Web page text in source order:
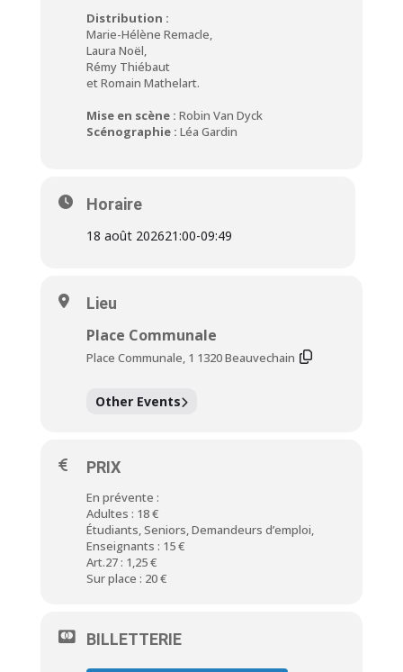
Distribution :
Marie-Hélène Remacle,
Laura Noël,
Rémy Thiébaut
et Romain Mathelart.
Mise en scène : Robin Van Dyck
Scénographie : Léa Gardin ​
Horaire
18 août 202621:00-09:49
Lieu
Place Communale
Place Communale, 1 1320 Beauvechain
Other Events
PRIX
En prévente :
Adultes : 18 €
Étudiants, Seniors, Demandeurs d’emploi,
Enseignants : 15 €
Art.27 : 1,25 €
Sur place : 20 €
BILLETTERIE